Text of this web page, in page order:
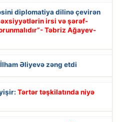
diplomatiya dilinə çevirən
irsi və şərəf-
Təbriz Ağayev-
Əliyevə zəng etdi
Tərtər təşkilatında niyə